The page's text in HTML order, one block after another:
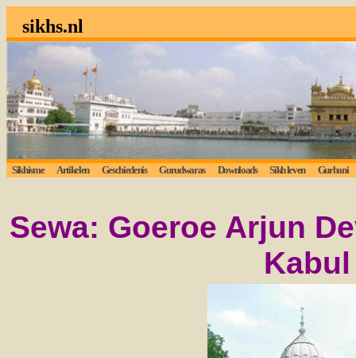
sikhs.nl
Sikhisme Artikelen Geschiedenis Gurudwaras Downloads Sikh leven Gurbani
Sewa: Goeroe Arjun
Kabul